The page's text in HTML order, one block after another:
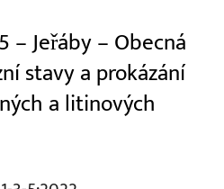
– Jeřáby – Obecná
stavy a prokázání
a litinových